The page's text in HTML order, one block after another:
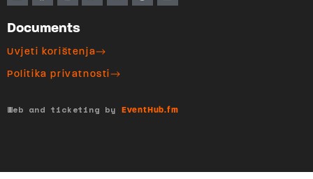
Documents
Uvjeti korištenja
Politika privatnosti
Web and ticketing by EventHub.fm